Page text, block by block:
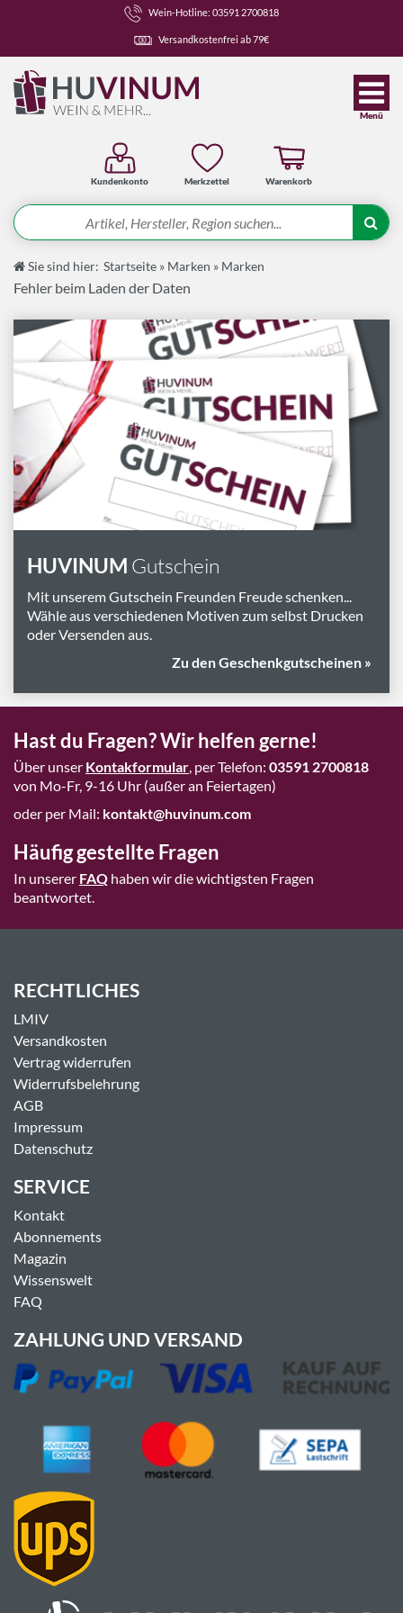
Wein-Hotline: 03591 2700818
Versandkostenfrei ab 79€
Kundenkonto Merkzettel Warenkorb
Menü
Angebote
Wein-Pakete
Spirituosen-Pakete
Geschenk-Pakete
Weine
Spirituosen
Marken
Inspiration
Wissenswelt
Schlagworte
Sie sind hier: Startseite » Marken » Marken
Fehler beim Laden der Daten
HUVINUM Gutschein
Mit unserem Gutschein Freunden Freude schenken...
Wähle aus verschiedenen Motiven zum selbst Drucken
oder Versenden aus.
Zu den Geschenkgutscheinen »
Hast du Fragen? Wir helfen gerne!
Über unser Kontakformular, per Telefon: 03591 2700818
von Mo-Fr, 9-16 Uhr (außer an Feiertagen)
oder per Mail: kontakt@huvinum.com
Häufig gestellte Fragen
In unserer FAQ haben wir die wichtigsten Fragen
beantwortet.
RECHTLICHES
LMIV
Versandkosten
Vertrag widerrufen
Widerrufsbelehrung
AGB
Impressum
Datenschutz
SERVICE
Kontakt
Abonnements
Magazin
Wissenswelt
FAQ
ZAHLUNG UND VERSAND